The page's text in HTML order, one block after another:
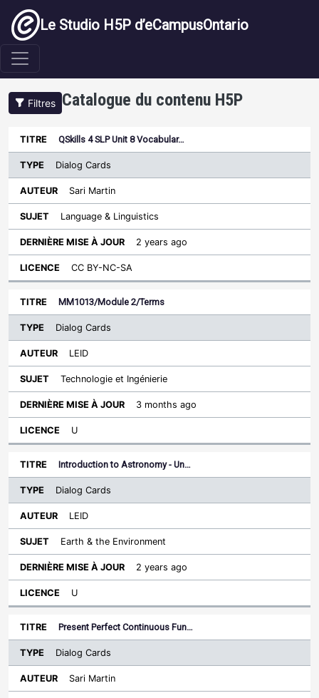
Aller au contenu principal
Le Studio H5P d’eCampusOntario
Filtres Catalogue du contenu H5P
Titre
Type
Trier par ordre croissant
Auteur Sujet
Dernière
jour
Licence
QSkills 4 SLP Unit 8 Vocabular…
Dialog Cards
Sari Martin
Language & Linguistics
2 years ago
CC BY-NC-SA
MM1013/Module 2/Terms
Dialog Cards
LEID
Technologie et Ingénierie
3 months ago
U
Introduction to Astronomy - Un…
Dialog Cards
LEID
Earth & the Environment
2 years ago
U
Present Perfect Continuous Fun…
Dialog Cards
Sari Martin